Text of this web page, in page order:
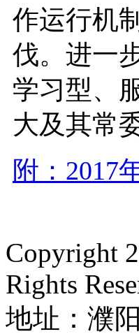
作运行机
伐。进一
学习型、
大及其常
附：2017
Copyright
Rights
地址：濮